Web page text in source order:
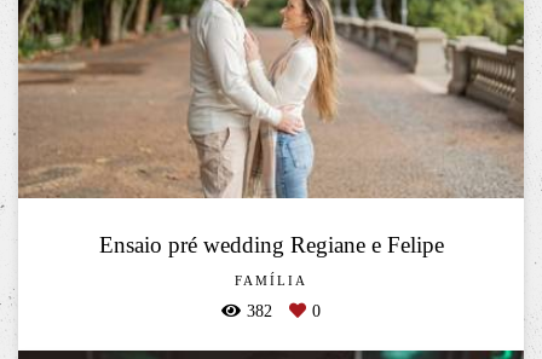
Ensaio pré wedding Regiane e Felipe
FAMÍLIA
382 0